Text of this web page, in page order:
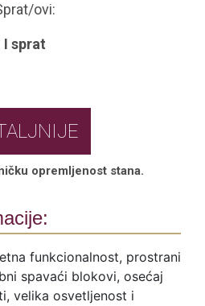
ovi:
I sprat
opremljenost stana.
funkcionalnost, prostrani
spavaći blokovi, osećaj
velika osvetljenost i